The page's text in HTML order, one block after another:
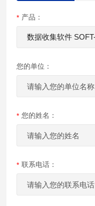
产品：
您的单位：
您的姓名：
联系电话：